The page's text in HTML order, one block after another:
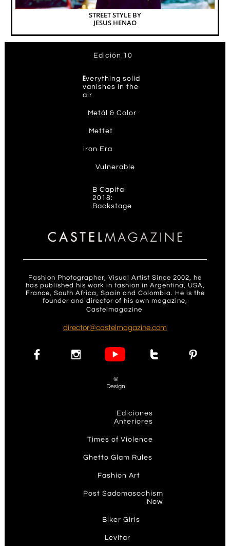
STREET STYLE BY
JESUS HENAO
Edición 10
Everything solid
vanishes in the
air
Metál & Color
Mettet
iron Era
Vulnerable
B Capital
2018:
Backstage
Fashion Photographer, Visual Artist Since 2002, he
has published his work in fashion in Argentina, USA,
France, South Africa, Spain and Colombia. He is the
founder and director of his own magazine,
Castelmagazine
d irector@castelmagazine.com
   
©
Design
Ediciones
Anteriores
Times of Violence
Ghetto Glam Rules​
Fashion Art
Post Sadomasochism
Now
Biker Girls
Levitar